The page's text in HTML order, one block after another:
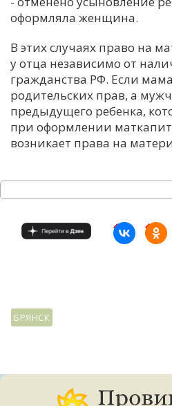
оформляла женщина.
В этих случаях право на
у отца независимо от
гражданства РФ. Если
родительских прав, а
предыдущего ребенка,
при оформлении
возникает права на
БРЯНСК